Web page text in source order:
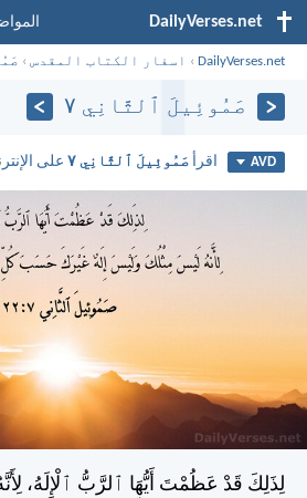
DailyVerses.net
DailyVerses.net
› اسفار الكتاب المقدس ›
صَمُوئِيلَ ٱلثَّانِي ٧
AVD اقرأصَمُوئِيلَ ٱلثَّانِي ٧ على
لِذَلِكَ قَدْ عَظُمْتَ أَيُّهَا ٱلرَّبُّ ٱلْإِلَهُ،